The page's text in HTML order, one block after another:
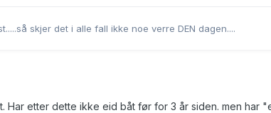
skjer det i alle fall ikke noe verre DEN dagen....
Har etter dette ikke eid båt før for 3 år siden. men har